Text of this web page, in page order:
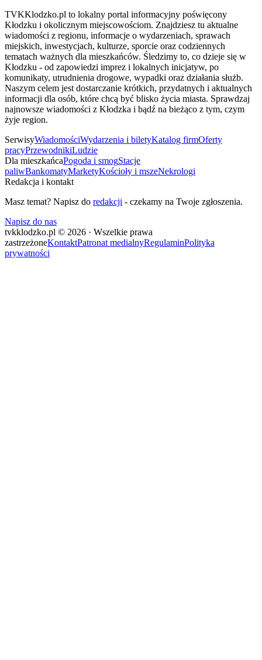
TVKKlodzko.pl to lokalny portal informacyjny poświęcony
Kłodzku i okolicznym miejscowościom. Znajdziesz tu aktualne
wiadomości z regionu, informacje o wydarzeniach, sprawach
miejskich, inwestycjach, kulturze, sporcie oraz codziennych
tematach ważnych dla mieszkańców. Śledzimy to, co dzieje się w
Kłodzku - od zapowiedzi imprez i lokalnych inicjatyw, po
komunikaty, utrudnienia drogowe, wypadki oraz działania służb.
Naszym celem jest dostarczanie krótkich, przydatnych i aktualnych
informacji dla osób, które chcą być blisko życia miasta. Sprawdzaj
najnowsze wiadomości z Kłodzka i bądź na bieżąco z tym, czym
żyje region.
SerwisyWiadomościWydarzenia i biletyKatalog firmOferty
pracyPrzewodnikiLudzie
Dla mieszkańcaPogoda i smogStacje
paliwBankomatyMarketyKościoły i mszeNekrologi
Redakcja i kontakt
Masz temat? Napisz do redakcji - czekamy na Twoje zgłoszenia.
Napisz do nas
tvkklodzko.pl © 2026 · Wszelkie prawa
zastrzeżoneKontaktPatronat medialnyRegulaminPolityka
prywatności